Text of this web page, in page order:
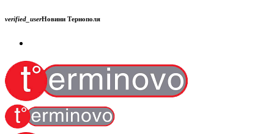
verified_userНовини Тернополя